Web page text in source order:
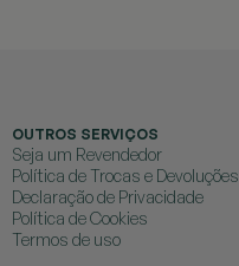
OUTROS SERVIÇOS
Seja um Revendedor
Política de Trocas e Devoluções
Declaração de Privacidade
Política de Cookies
Termos de uso